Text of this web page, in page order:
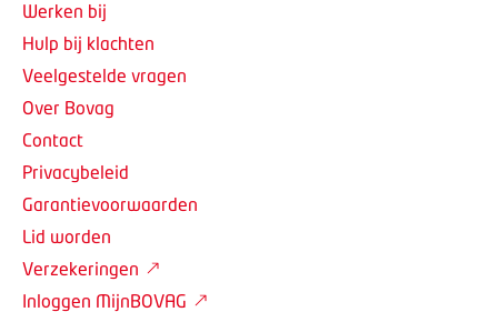
Werken bij
Hulp bij klachten
Veelgestelde vragen
Over Bovag
Contact
Privacybeleid
Garantievoorwaarden
Lid worden
Verzekeringen
Inloggen MijnBOVAG